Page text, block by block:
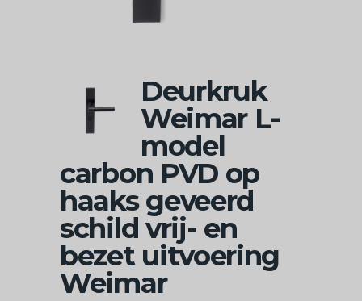
Deurkruk
Weimar L-
model
carbon PVD op
haaks geveerd
schild vrij- en
bezet uitvoering
Weimar